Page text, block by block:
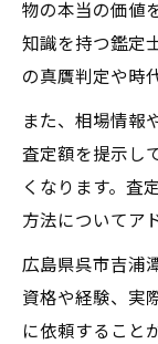
物の本当の価値
知識を持つ鑑定
の真贋判定や時
また、相場情報
査定額を提示し
くなります。査
方法についてア
広島県呉市吉浦
資格や経験、実
に依頼すること